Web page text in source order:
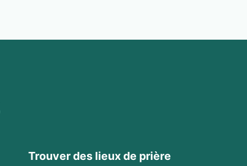
Trouver des lieux de prière